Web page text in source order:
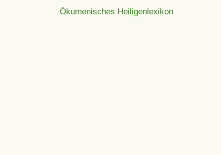
Ökumenisches Heiligenlexikon